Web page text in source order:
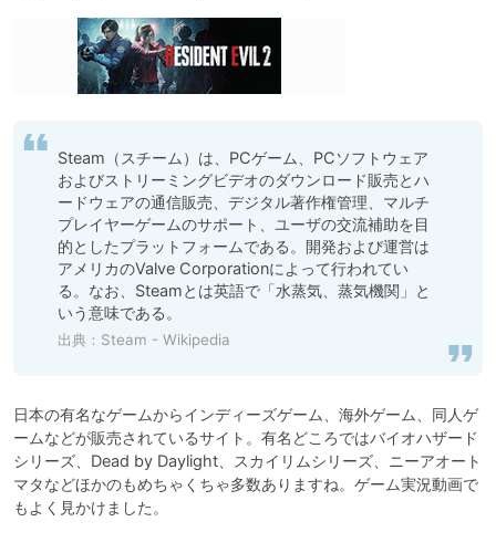
Steam（スチーム）は、PCゲーム、PCソフトウェア
およびストリーミングビデオのダウンロード販売とハ
ードウェアの通信販売、デジタル著作権管理、マルチ
プレイヤーゲームのサポート、ユーザの交流補助を目
的としたプラットフォームである。開発および運営は
アメリカのValve Corporationによって行われてい
る。なお、Steamとは英語で「水蒸気、蒸気機関」と
いう意味である。
出典： Steam - Wikipedia
日本の有名なゲームからインディーズゲーム、海外ゲーム、同人ゲ
ームなどが販売されているサイト。有名どころではバイオハザード
シリーズ、Dead by Daylight、スカイリムシリーズ、ニーアオート
マタなどほかのもめちゃくちゃ多数ありますね。ゲーム実況動画で
もよく見かけました。